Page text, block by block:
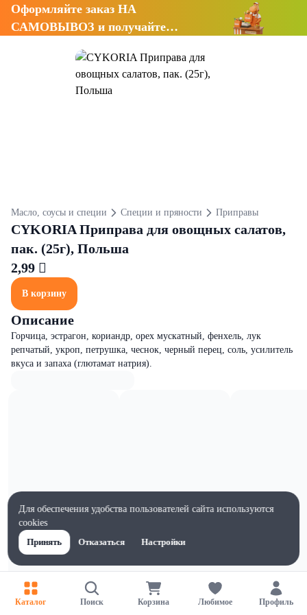
Оформляйте заказ НА
САМОВЫВОЗ и получайте
Масло, соусы и специи Специи и пряности Приправы
CYKORIA Приправа для овощных салатов,
пак. (25г), Польша
2,99 
В корзину
Описание
Горчица, эстрагон, кориандр, орех мускатный, фенхель, лук
репчатый, укроп, петрушка, чеснок, черный перец, соль, усилитель
вкуса и запаха (глютамат натрия).
Характеристики
Каталог Поиск Корзина Любимое Профиль
Для обеспечения удобства пользователей сайта используются
cookies
Принять
Отказаться Настройки